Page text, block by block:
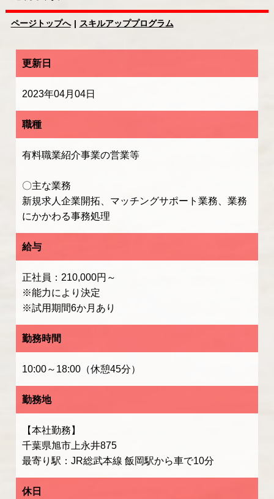
ページトップへ スキルアッププログラム
更新日
2023年04月04日
職種
有料職業紹介事業の営業等
〇主な業務
新規求人企業開拓、マッチングサポート業務、業務
にかかわる事務処理
給与
正社員：210,000円～
※能力により決定
※試用期間6か月あり
勤務時間
10:00～18:00（休憩45分）
勤務地
【本社勤務】
千葉県旭市上永井875
最寄り駅：JR総武本線 飯岡駅から車で10分
休日